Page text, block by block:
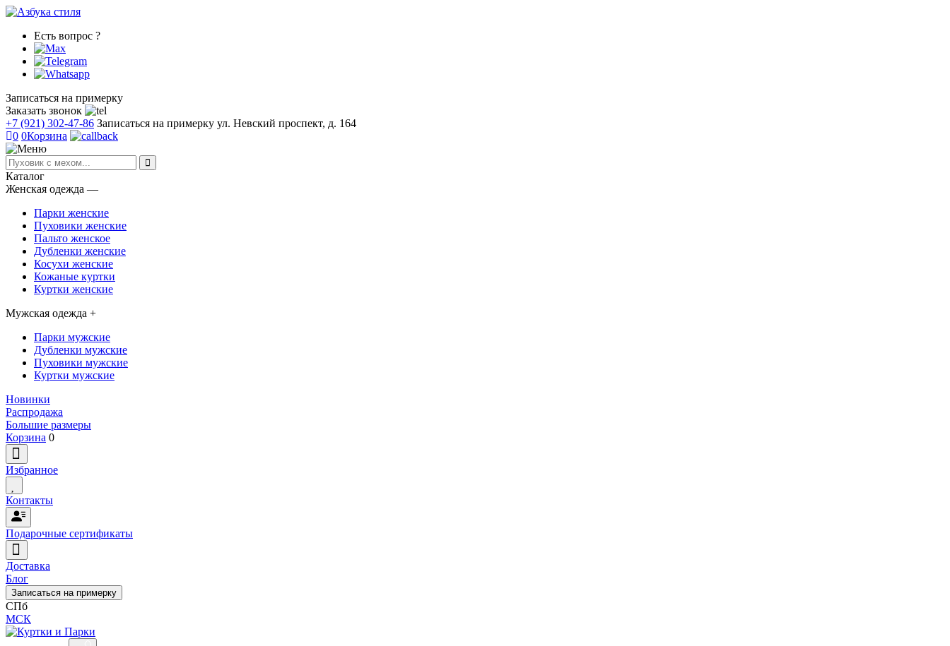
Есть вопрос ?
Записаться на примерку
Заказать звонок
+7 (921) 302-47-86 Записаться на примерку ул. Невский проспект, д. 164
0 0Корзина
Каталог
Женская одежда ―
Парки женские
Пуховики женские
Пальто женское
Дубленки женские
Косухи женские
Кожаные куртки
Куртки женские
Мужская одежда +
Парки мужские
Дубленки мужские
Пуховики мужские
Куртки мужские
Новинки
Распродажа
Большие размеры
Корзина 0
Избранное
Контакты
Подарочные сертификаты
Доставка
Блог
Записаться на примерку
СПб
МСК